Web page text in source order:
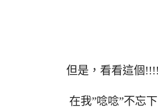
但是，看看這個
在我”唸唸”不忘